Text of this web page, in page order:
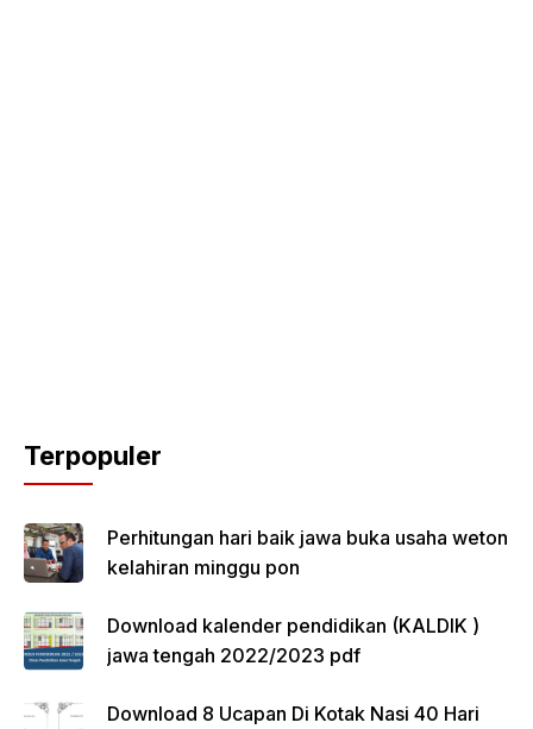
Terpopuler
Perhitungan hari baik jawa buka usaha weton
kelahiran minggu pon
Download kalender pendidikan (KALDIK )
jawa tengah 2022/2023 pdf
Download 8 Ucapan Di Kotak Nasi 40 Hari